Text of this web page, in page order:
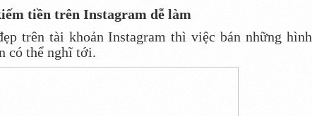
tiền trên Instagram dễ làm
trên tài khoản Instagram thì việc bán những hình
có thể nghĩ tới.